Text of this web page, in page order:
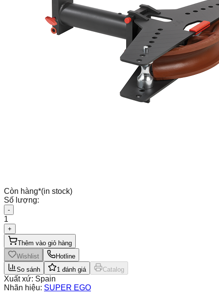
Còn hàng*(in stock)
Số lượng:
-
1
+
Thêm vào giỏ hàng
Wishlist
Hotline
So sánh
1 đánh giá Catalog
Xuất xứ: Spain
Nhãn hiệu: SUPER EGO